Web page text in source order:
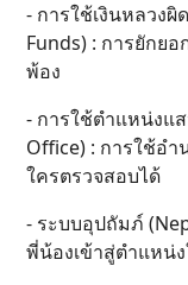
- การใช้เงินหลวง
Funds) : การยักย
พ้อง
- การใช้ตำแหน่งแ
Office) : การใช้อ
ใครตรวจสอบได้
- ระบบอุปถัมภ์
พี่น้องเข้าสู่ตำแหน่